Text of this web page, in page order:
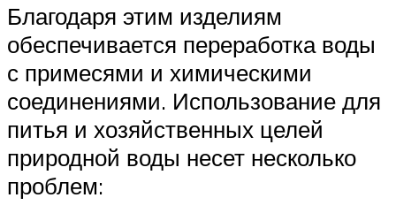
Благодаря этим изделиям
обеспечивается переработка воды
с примесями и химическими
соединениями. Использование для
питья и хозяйственных целей
природной воды несет несколько
проблем: